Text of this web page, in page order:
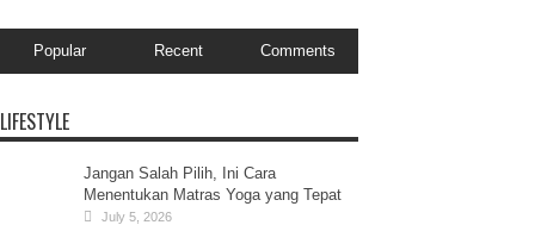
Popular Recent Comments
LIFESTYLE
Jangan Salah Pilih, Ini Cara
Menentukan Matras Yoga yang Tepat
July 5, 2026